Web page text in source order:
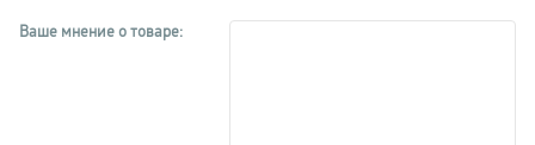
Ваше мнение о товаре: